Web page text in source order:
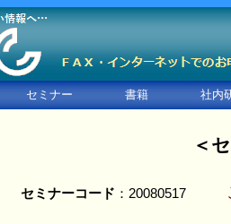
セミナー 書籍 社内
＜
セミナーコード ：20080517